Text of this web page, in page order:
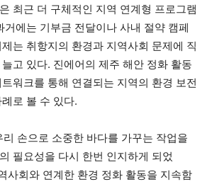
최근 더 구체적인 지역 연계형 프로그램
거에는 기부금 전달이나 사내 절약 캠페
는 취항지의 환경과 지역사회 문제에 직
고 있다. 진에어의 제주 해안 정화 활동
워크를 통해 연결되는 지역의 환경 보전
로 볼 수 있다.
리 손으로 소중한 바다를 가꾸는 작업을
필요성을 다시 한번 인지하게 되었
사회와 연계한 환경 정화 활동을 지속함